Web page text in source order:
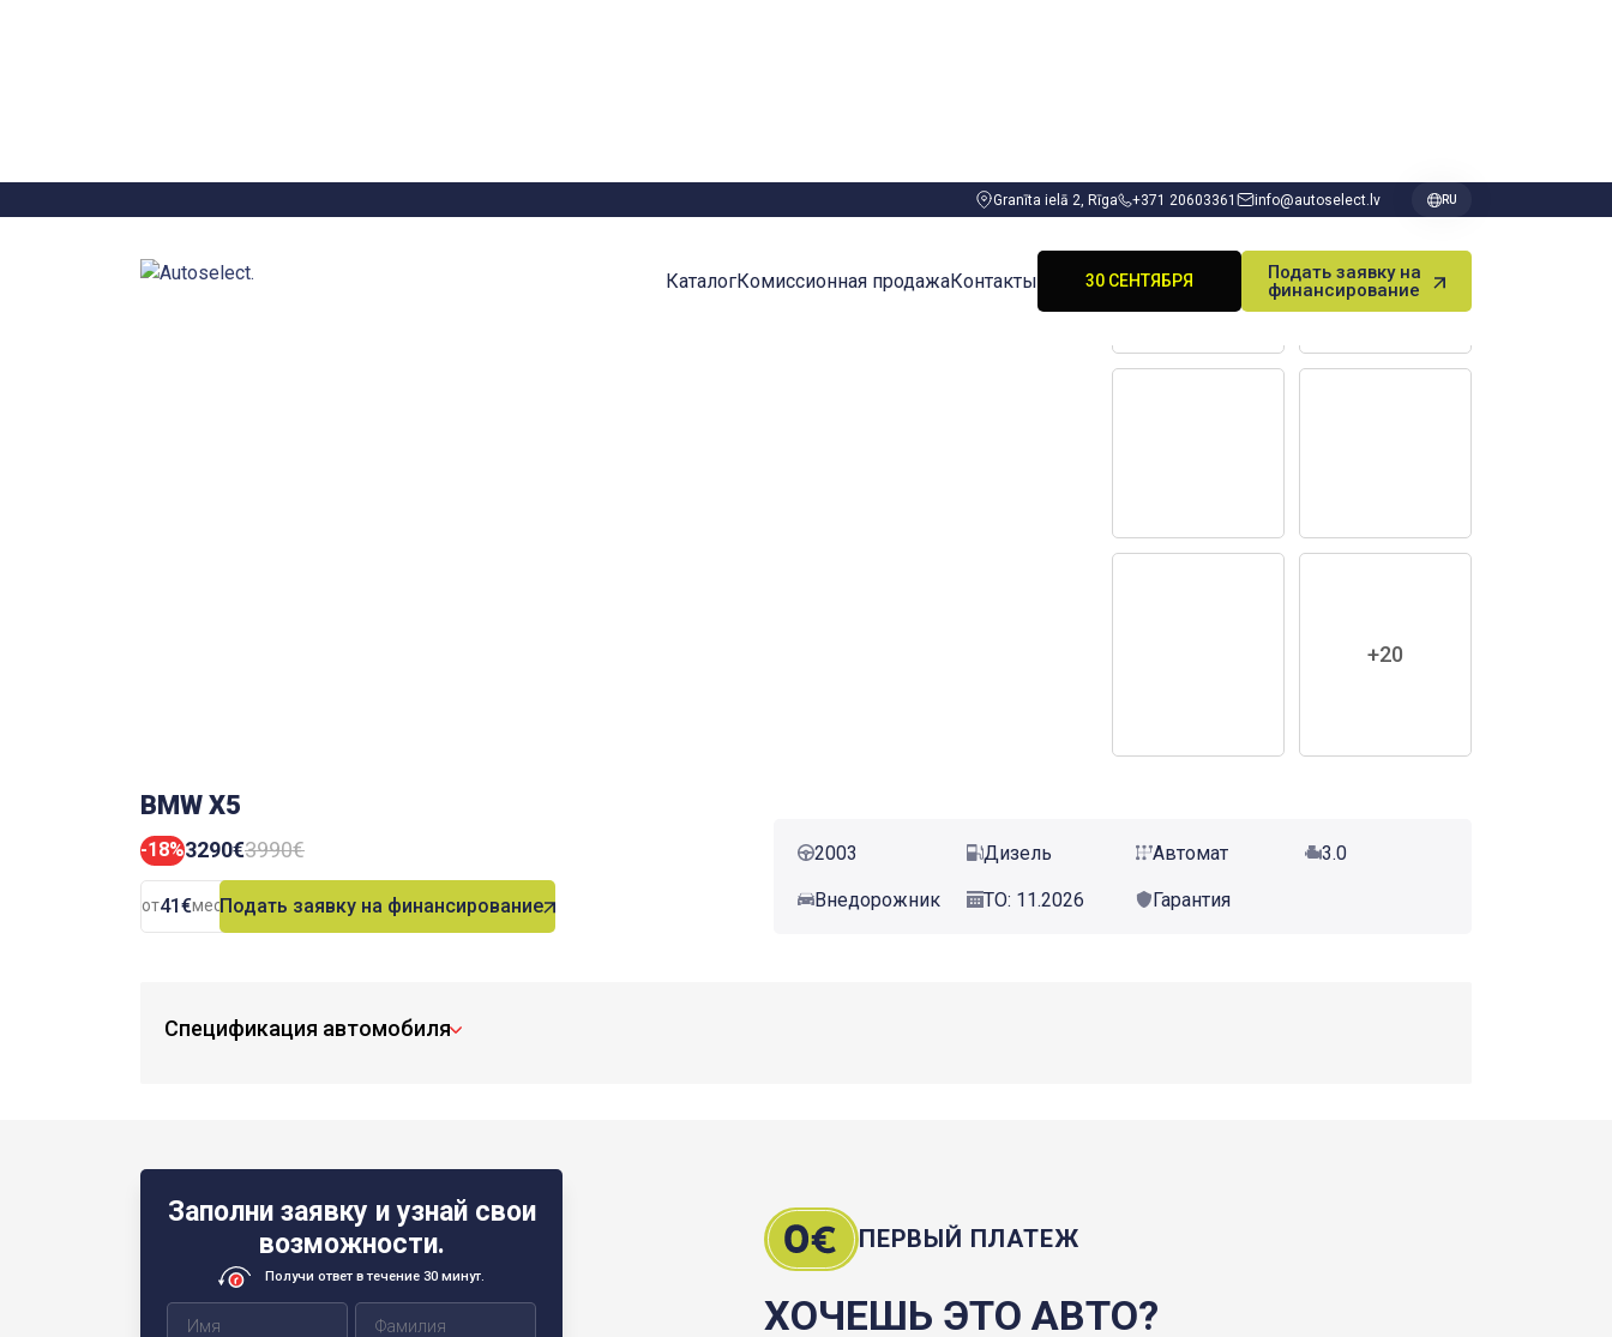
Granīta ielā 2, Rīga +371 20603361 info@autoselect.lv RU
КаталогКомиссионная продажаКонтакты 30 СЕНТЯБРЯ
Подать заявку на
финансирование
+20
BMW X5
-18%3290€3990€
от41€мес.Подать заявку на финансирование
2003 Дизель Автомат 3.0
Внедорожник ТО: 11.2026 Гарантия
Спецификация автомобиля
Заполни заявку и узнай свои
возможности.
Получи ответ в течение 30 минут.
ПЕРВЫЙ ПЛАТЕЖ
ХОЧЕШЬ ЭТО АВТО?